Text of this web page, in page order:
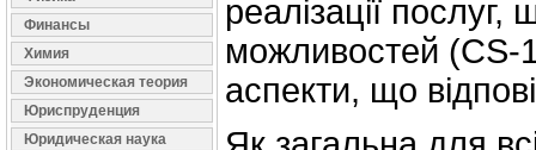
Финансы
Химия
Экономическая теория
Юриспруденция
Юридическая наука
реалізації
можливостей (CS-
аспекти, що